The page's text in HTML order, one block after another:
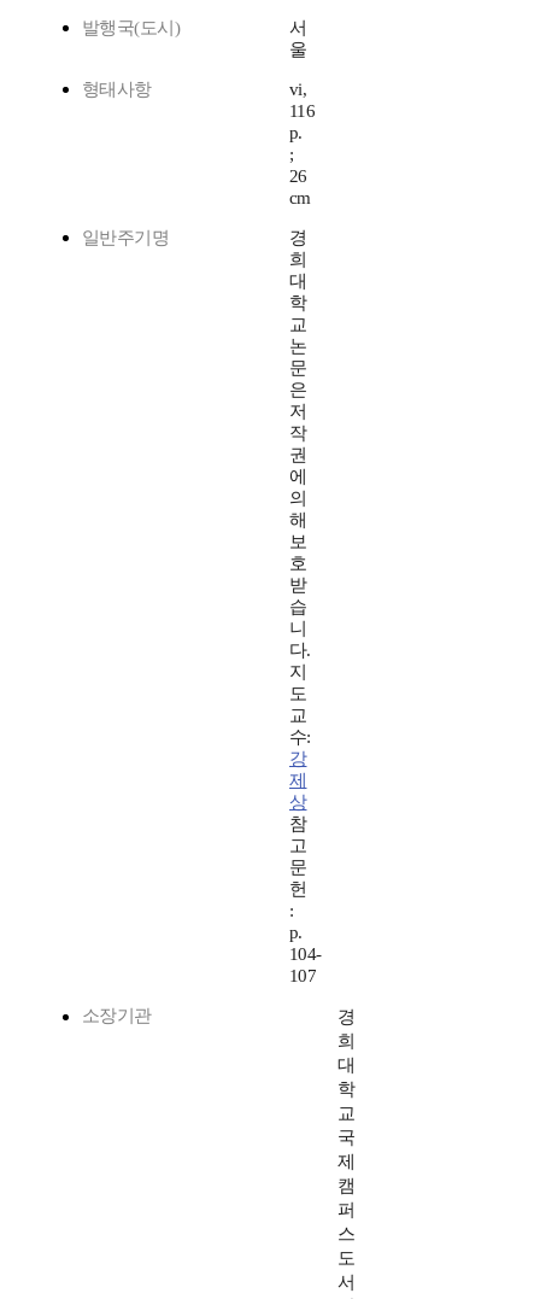
발행국(도시)
서
울
형태사항
vi,
116
p.
;
26
cm
일반주기명
경
희
대
학
교
논
문
은
저
작
권
에
의
해
보
호
받
습
니
다.
지
도
교
수:
강
제
상
참
고
문
헌
:
p.
104-
107
소장기관
경
희
대
학
교
국
제
캠
퍼
스
도
서